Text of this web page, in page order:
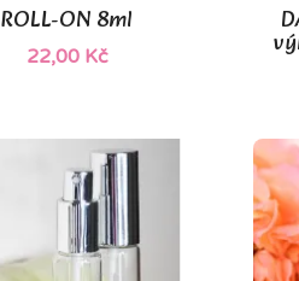
ROLL-ON 8ml
22,00 Kč
Rychlý náhled